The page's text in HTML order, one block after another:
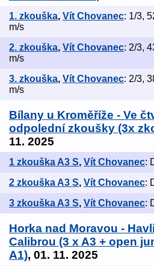
1. zkouška, Vít Chovanec: 1/3,
m/s
2. zkouška, Vít Chovanec: 2/3,
m/s
3. zkouška, Vít Chovanec: 2/3,
m/s
Bílany u Kroměříže - Ve
odpolední zkoušky (3x
11. 2025
1 zkouška A3 S, Vít Chovanec:
2 zkouška A3 S, Vít Chovanec:
3 zkouška A3 S, Vít Chovanec:
Horka nad Moravou -
Calibrou (3 x A3 + open
A1), 01. 11. 2025